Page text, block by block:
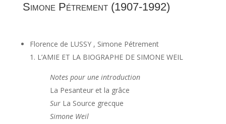
Simone Pétrement (1907-1992)
Florence de LUSSY , Simone Pétrement
1. L’AMIE ET LA BIOGRAPHE DE SIMONE WEIL
Notes pour une introduction
La Pesanteur et la grâce
SurLa Source grecque
Simone Weil